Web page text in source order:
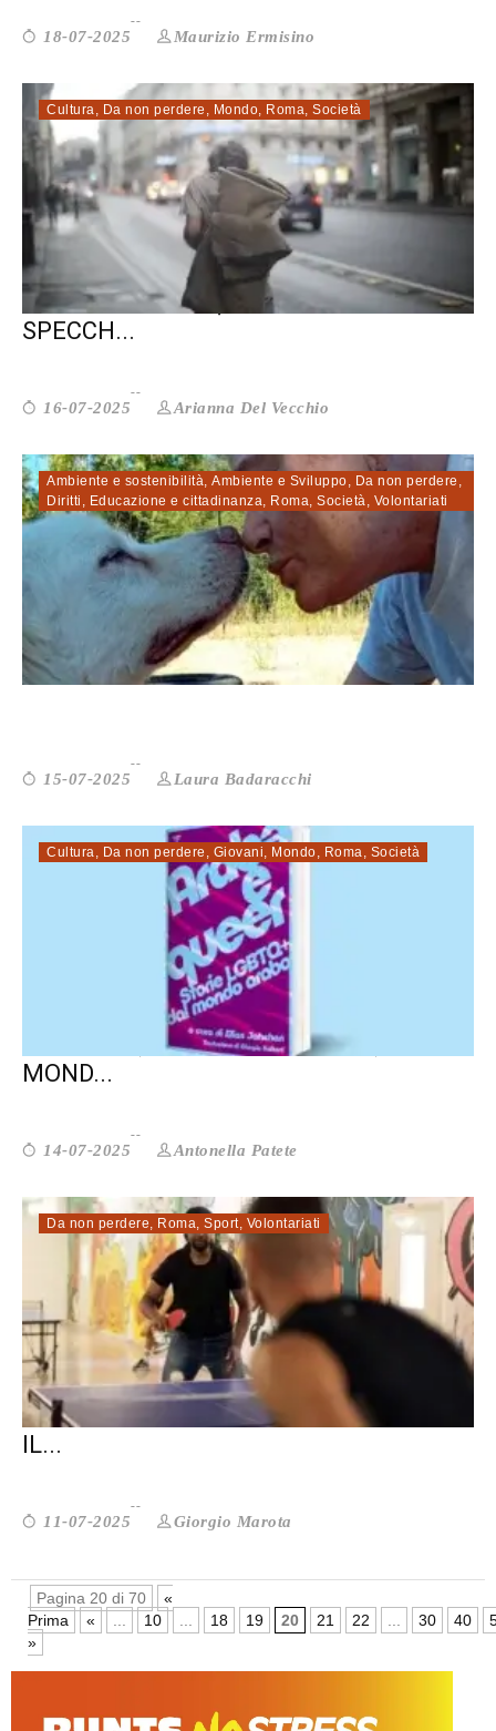
18-07-2025 Maurizio Ermisino
Cultura, Da non perdere , Mondo, Roma, Società
MOHAMED KEITA, PORTO ROMA: UNO
SPECCH...
16-07-2025 Arianna Del Vecchio
Ambiente e sostenibilità, Ambiente e Sviluppo, Da non perdere ,
Diritti , Educazione e cittadinanza, Roma, Società, Volontariati
Abbandoni estivi. I numeri non calano...
15-07-2025 Laura Badaracchi
Cultura, Da non perdere , Giovani, Mondo, Roma, Società
ARABƏ E QUEER. STORIE LGBTQ+ DAL
MOND...
14-07-2025 Antonella Patete
Da non perdere, Roma, Sport, Volontariati
A REBIBBIA UN PO’ DI NORMALITÀ CON
IL...
11-07-2025 Giorgio Marota
Pagina 20 di 70
«
Prima
« 10 18 19 20 21 22 30 40
»